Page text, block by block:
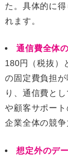
た。具体的に
れます。
通信費全体
180円（税抜）
の固定費負担
り、通信費と
や顧客サポート
企業全体の競争
想定外のデ